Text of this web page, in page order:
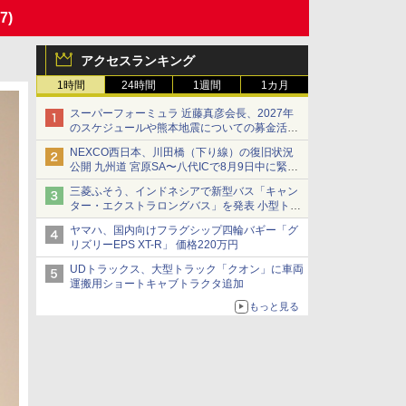
アクセスランキング
1時間 24時間 1週間 1カ月
スーパーフォーミュラ 近藤真彦会長、2027年
のスケジュールや熊本地震についての募金活動
を紹介
NEXCO西日本、川田橋（下り線）の復旧状況
公開 九州道 宮原SA〜八代ICで8月9日中に緊急
車両を通行可能に
三菱ふそう、インドネシアで新型バス「キャン
ター・エクストラロングバス」を発表 小型トラ
ックベースの観光・旅客輸送向けバス
ヤマハ、国内向けフラグシップ四輪バギー「グ
リズリーEPS XT-R」 価格220万円
UDトラックス、大型トラック「クオン」に車両
運搬用ショートキャブトラクタ追加
もっと見る